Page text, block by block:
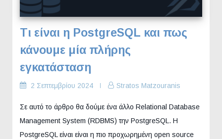
Τι είναι η PostgreSQL και πως
κάνουμε μία πλήρης
εγκατάσταση
2 Σεπτεμβρίου 2024 Stratos Matzouranis
Σε αυτό το άρθρο θα δούμε ένα άλλο Relational Database
Management System (RDBMS) την PostgreSQL. Η
PostgreSQL είναι είναι η πιο προχωρημένη open source